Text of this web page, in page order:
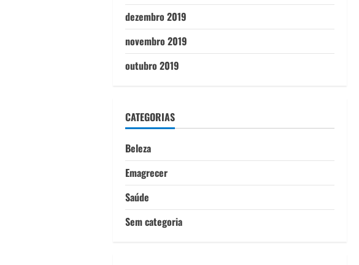
dezembro 2019
novembro 2019
outubro 2019
CATEGORIAS
Beleza
Emagrecer
Saúde
Sem categoria